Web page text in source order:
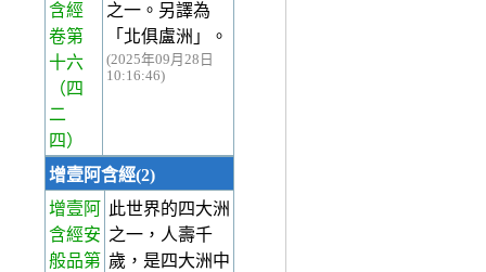
含經
卷第
十六
（四
二
四）
之一。另譯為
「北俱盧洲」。
(2025年09月28日
10:16:46)
增壹阿含經(2)
增壹阿
含經安
般品第
此世界的四大洲
之一，人壽千
歲，是四大洲中